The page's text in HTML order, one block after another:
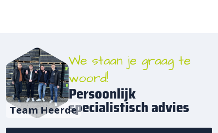
Team Heerde
We staan je graag te
woord!
Persoonlijk
specialistisch advies